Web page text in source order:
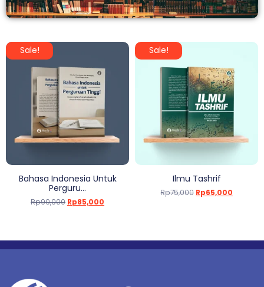
Sale!
Bahasa Indonesia Untuk
Perguru...
Rp90,000 Rp85,000
Sale!
Ilmu Tashrif
Rp75,000 Rp65,000